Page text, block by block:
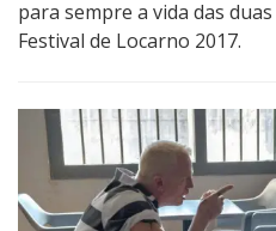
para sempre a vida das
Festival de Locarno 2017.